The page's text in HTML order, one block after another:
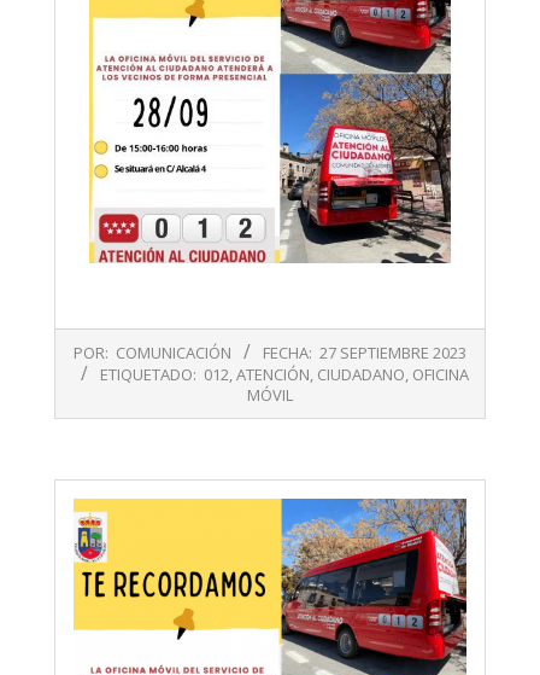
09-
POR: COMUNICACIÓN FECHA: 27 SEPTIEMBRE 2023
ETIQUETADO: 012,ATENCIÓN, CIUDADANO, OFICINA
MÓVIL